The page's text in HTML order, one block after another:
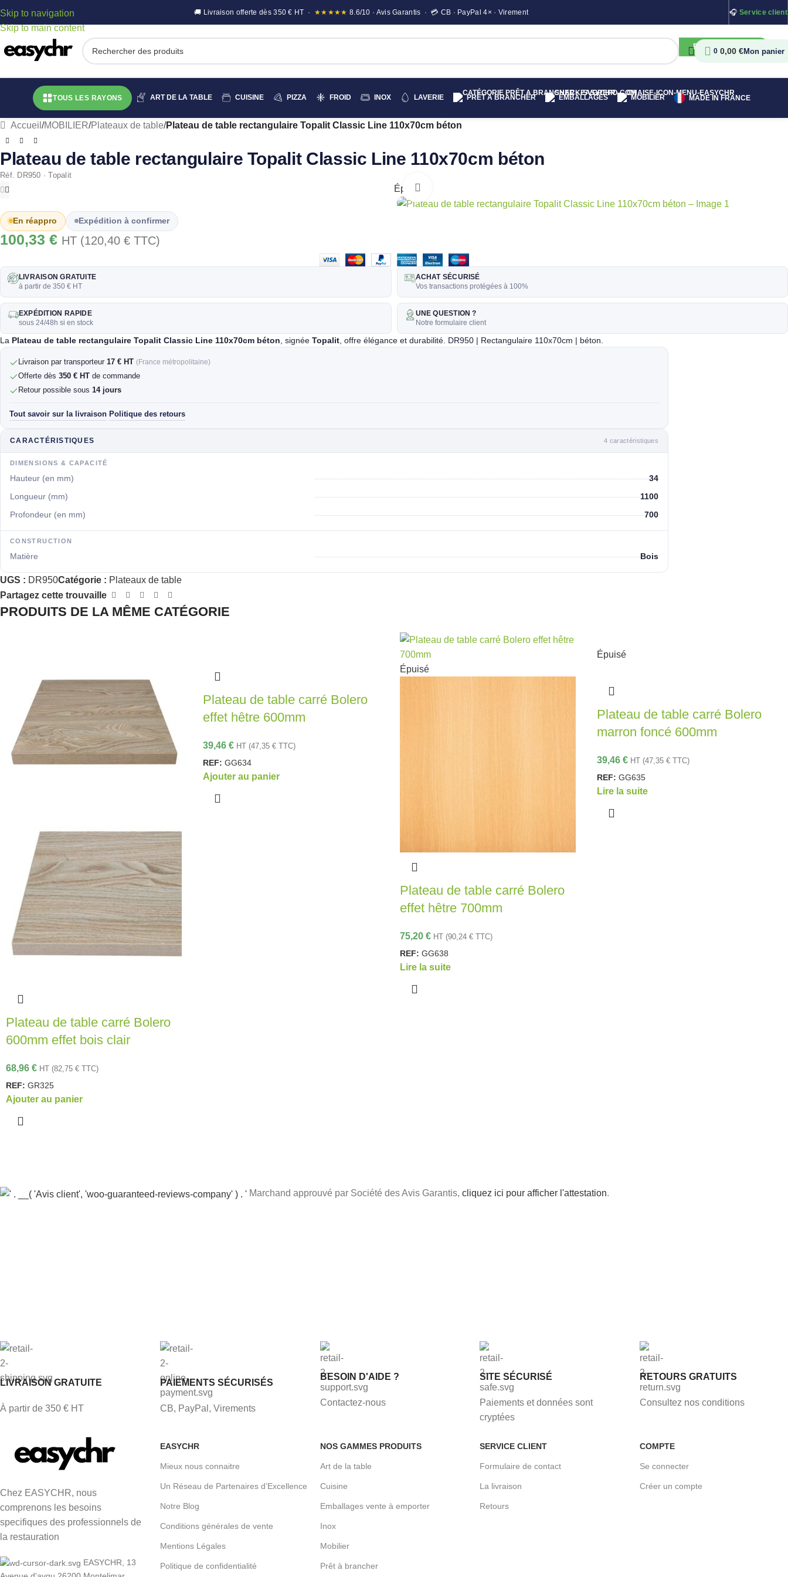
Skip to navigation
Skip to main content
🚚 Livraison offerte dès 350 € HT · ★★★★★ 8.6/10 · Avis Garantis · 💳 CB · PayPal 4× · Virement 🎧 Service client
RECHERCHER
0 0,00 €
TOUS LES RAYONS ART DE LA TABLE CUISINE PIZZA FROID INOX LAVERIE PRÊT A BRANCHER EMBALLAGES MOBILIER MADE IN FRANCE
Accueil /MOBILIER/Plateaux de table/Plateau de table rectangulaire Topalit Classic Line 110x70cm béton
Plateau de table rectangulaire Topalit Classic Line 110x70cm béton
Réf. DR950 · Topalit
Épuisé
En réappro Expédition à confirmer
100,33 € HT (120,40 € TTC)
LIVRAISON GRATUITE
à partir de 350 € HT
ACHAT SÉCURISÉ
Vos transactions protégées à 100%
EXPÉDITION RAPIDE
sous 24/48h si en stock
UNE QUESTION ?
Notre formulaire client
La Plateau de table rectangulaire Topalit Classic Line 110x70cm béton , signée Topalit , offre élégance et durabilité. DR950 | Rectangulaire 110x70cm | béton.
Livraison par transporteur 17 € HT (France métropolitaine)
Offerte dès 350 € HT de commande
Retour possible sous 14 jours
Tout savoir sur la livraison· Politique des retours
CARACTÉRISTIQUES 4 caractéristiques
DIMENSIONS & CAPACITÉ
Hauteur (en mm) 34
Longueur (mm) 1100
Profondeur (en mm) 700
CONSTRUCTION
Matière Bois
UGS : DR950Catégorie : Plateaux de table
Partagez cette trouvaille
PRODUITS DE LA MÊME CATÉGORIE
Plateau de table carré Bolero
600mm effet bois clair
68,96 € HT (82,75 € TTC)
REF: GR325
Ajouter au panier
Plateau de table carré Bolero
effet hêtre 600mm
39,46 € HT (47,35 € TTC)
REF: GG634
Ajouter au panier
Épuisé
Plateau de table carré Bolero
effet hêtre 700mm
75,20 € HT (90,24 € TTC)
REF: GG638
Lire la suite
Épuisé
Plateau de table carré Bolero
marron foncé 600mm
39,46 € HT (47,35 € TTC)
REF: GG635
Lire la suite
Marchand approuvé par Société des Avis Garantis, cliquez ici pour afficher l'attestation.
LIVRAISON GRATUITE
À partir de 350 € HT
PAIEMENTS SÉCURISÉS
CB, PayPal, Virements
BESOIN D'AIDE ?
Contactez-nous
SITE SÉCURISÉ
Paiements et données sont
cryptées
RETOURS GRATUITS
Consultez nos conditions
Chez EASYCHR, nous
comprenons les besoins
specifiques des professionnels de
la restauration
EASYCHR, 13
EASYCHR
Mieux nous connaitre
Un Réseau de Partenaires d’Excellence
Notre Blog
Conditions générales de vente
Mentions Légales
Politique de confidentialité
NOS GAMMES PRODUITS
Art de la table
Cuisine
Emballages vente à emporter
Inox
Mobilier
Prêt à brancher
SERVICE CLIENT
Formulaire de contact
La livraison
Retours
COMPTE
Se connecter
Créer un compte